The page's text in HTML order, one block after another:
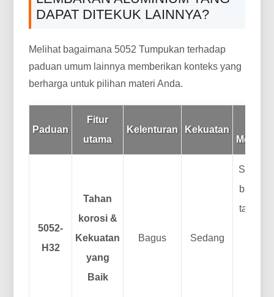
DAPAT DITEKUK LAINNYA?
Melihat bagaimana 5052 Tumpukan terhadap
paduan umum lainnya memberikan konteks yang
berharga untuk pilihan materi Anda.
Paduan
Fitur
utama
Kelenturan Kekuatan
5052-
H32
Tahan
korosi &
Kekuatan
yang
Baik
Bagus Sedang
Serba.
bagian
tanda